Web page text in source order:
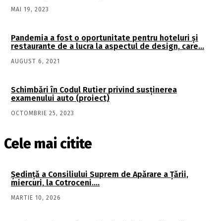
MAI 19, 2023
Pandemia a fost o oportunitate pentru hoteluri şi
restaurante de a lucra la aspectul de design, care…
AUGUST 6, 2021
Schimbări în Codul Rutier privind susținerea
examenului auto (proiect)
OCTOMBRIE 25, 2023
Cele mai citite
Şedinţă a Consiliului Suprem de Apărare a Ţării,
miercuri, la Cotroceni….
MARTIE 10, 2026